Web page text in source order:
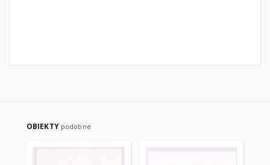
OBIEKTY podobne